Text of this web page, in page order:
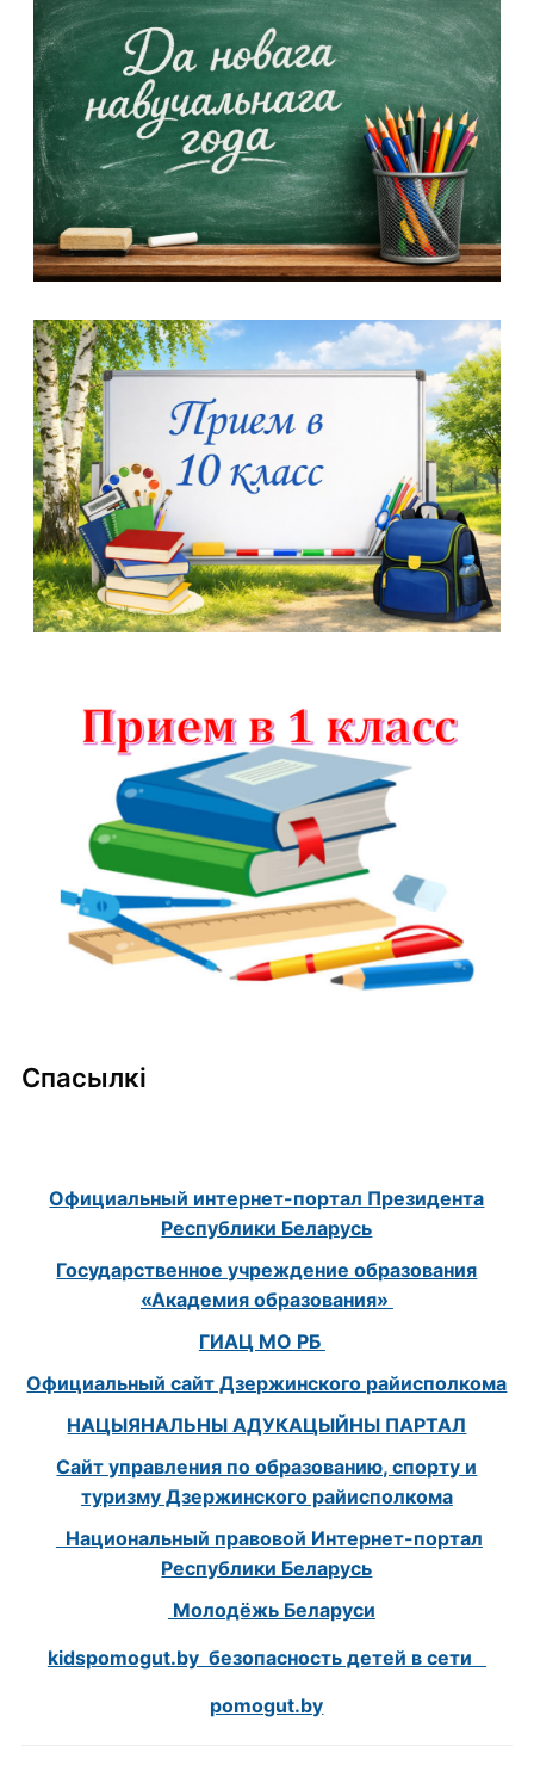
Спасылкі
Официальный интернет-портал Президента
Республики Беларусь
Государственное учреждение образования
«Академия образования»
ГИАЦ МО РБ
Официальный сайт Дзержинского райисполкома
НАЦЫЯНАЛЬНЫ АДУКАЦЫЙНЫ ПАРТАЛ
Сайт управления по образованию, спорту и
туризму Дзержинского райисполкома
Национальный правовой Интернет-портал
Республики Беларусь
Молодёжь Беларуси
kidspomogut.by безопасность детей в сети
pomogut.by